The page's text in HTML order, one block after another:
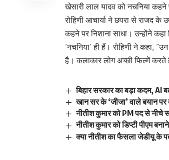
खेसारी लाल यादव को नचनिया कहने
रोहिणी आचार्या ने छपरा से राजद के
कहने पर निशाना साधा। उन्होंने
‘नचनिया’ ही हैं। रोहिणी ने कहा,
है। कलाकार लोग अच्छी फिल्में करते
बिहार सरकार का बड़ा कदम, AI
खान सर के ‘जीजा’ वाले बयान पर
नीतीश कुमार को PM पद से नीचे
नीतीश कुमार को डिप्टी पीएम
क्या नीतीश का फैसला जेडीयू के